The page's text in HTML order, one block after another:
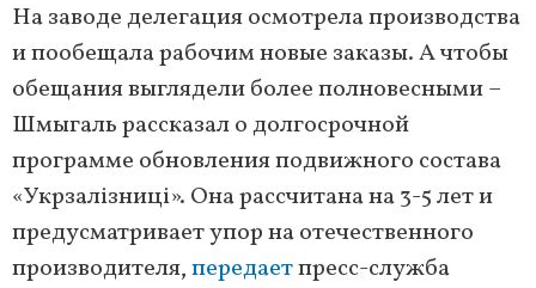
На заводе делегация осмотрела производства
и пообещала рабочим новые заказы. А чтобы
обещания выглядели более полновесными –
Шмыгаль рассказал о долгосрочной
программе обновления подвижного состава
«Укрзалізниці». Она рассчитана на 3-5 лет и
предусматривает упор на отечественного
производителя,передаетпресс-служба